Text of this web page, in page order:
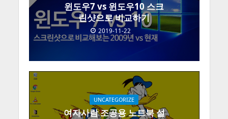
윈도우7 vs 윈도우10 스크
린샷으로 비교하기
2019-11-22
UNCATEGORIZE
여자사람 조공용 노트북 설